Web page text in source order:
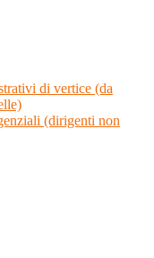
di vertice (da
(dirigenti non